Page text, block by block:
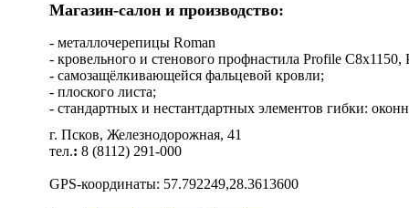
Магазин-салон и производство:
- металлочерепицы Roman
- кровельного и стенового профнастила Profile
- самозащёлкивающейся фальцевой кровли;
- плоского листа;
- стандартных и нестантдартных элементов гибки:
г. Псков, Железнодорожная, 41
тел.: 8 (8112) 291-000
GPS-координаты: 57.792249,28.3613600